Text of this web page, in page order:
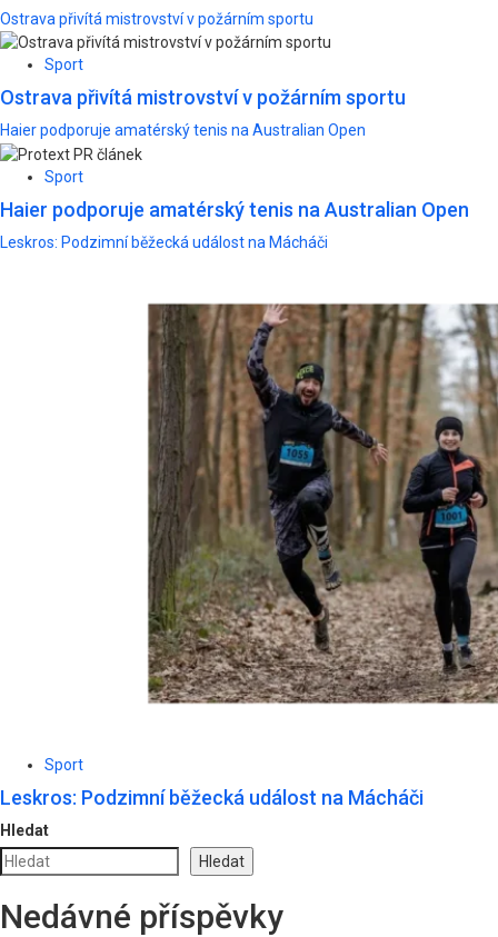
Ostrava přivítá mistrovství v požárním sportu
Sport
Ostrava přivítá mistrovství v požárním sportu
Haier podporuje amatérský tenis na Australian Open
Sport
Haier podporuje amatérský tenis na Australian Open
Leskros: Podzimní běžecká událost na Mácháči
Sport
Leskros: Podzimní běžecká událost na Mácháči
Hledat
Hledat
Nedávné příspěvky